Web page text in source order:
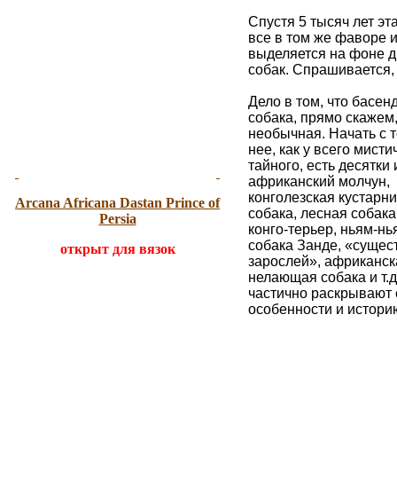
Arcana Africana Dastan Prince of
Persia
открыт для вязок
Спустя 5 тысяч лет
все в том же фаворе
выделяется на фоне
собак.
Дело в том, что
собака, прямо скажем,
необычная. Начать с
нее, как у всего
тайного, есть десятки
африканский молчун,
конголезская
собака, лесная
конго-терьер, ньям-
собака Занде,
зарослей»,
нелающая собака и
частично раскрывают
особенности и